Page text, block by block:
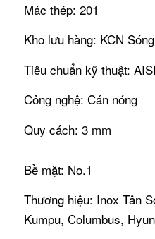
Mác thép: 201
Kho lưu hàng: KCN
Tiêu chuẩn kỹ thuật:
Công nghệ: Cán nóng
Quy cách: 3 mm
Bề mặt: No.1
Thương hiệu: Inox Tân
Kumpu, Columbus,